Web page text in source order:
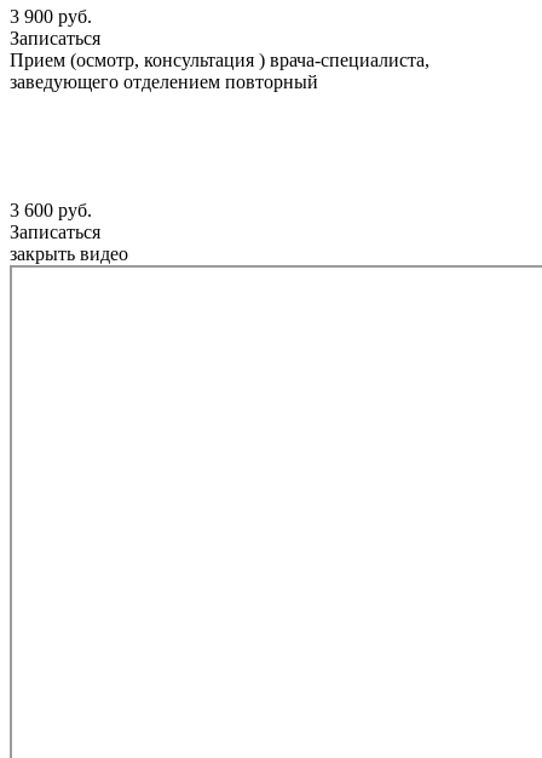
3 900 руб.
Записаться
Прием (осмотр, консультация ) врача-специалиста,
заведующего отделением повторный
3 600 руб.
Записаться
закрыть видео